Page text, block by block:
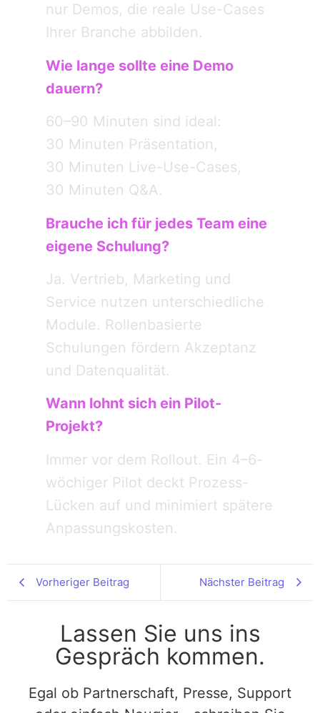
nur Demos, die reale Use-Cases
Ihrer Branche abbilden.
Wie lange sollte eine Demo
dauern?
60–90 Minuten sind ideal:
30 Minuten Präsentation,
30 Minuten Live-Use-Cases,
30 Minuten Q&A.
Brauche ich für jedes Team eine
eigene Schulung?
Ja. Vertrieb, Marketing und
Service nutzen unterschiedliche
Module. Rollenbasierte
Schulungen fördern Akzeptanz
und Datenqualität.
Wann lohnt sich ein Pilot-
Projekt?
Immer vor dem Rollout. Ein 4–6-
wöchiger Pilot deckt Prozess-
Lücken auf und minimiert spätere
Anpassungskosten.
Vorheriger Beitrag Nächster Beitrag
Lassen Sie uns ins
Gespräch kommen.
Egal ob Partnerschaft, Presse, Support